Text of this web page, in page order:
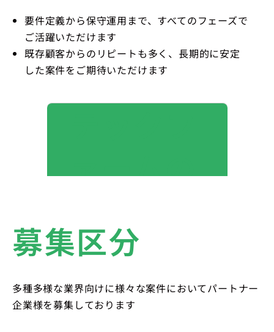
要件定義から保守運用まで、すべてのフェーズで
ご活躍いただけます
既存顧客からのリピートも多く、長期的に安定
した案件をご期待いただけます
ァームの
発実績は
こちら
募集区分
多種多様な業界向けに様々な案件においてパートナー
企業様を募集しております